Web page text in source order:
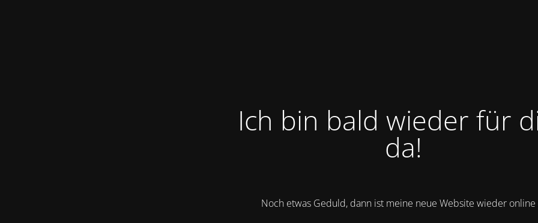
Ich bin bald wieder für
da!
Noch etwas Geduld, dann ist meine neue Website wieder online